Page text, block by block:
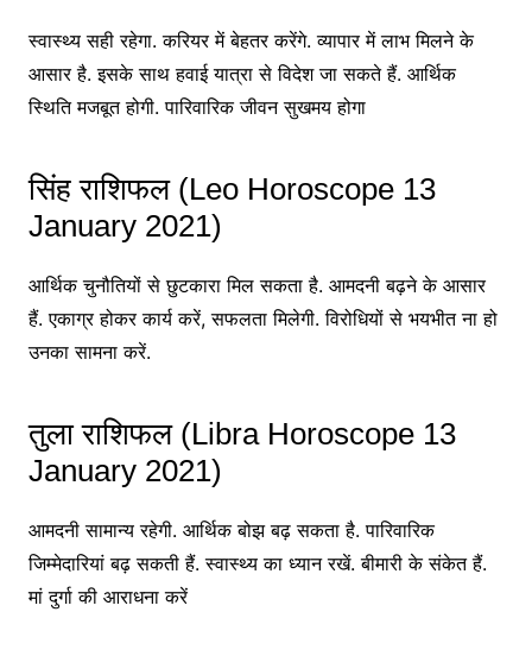
स्वास्थ्य सही रहेगा. करियर में बेहतर करेंगे. व्यापार में लाभ मिलने के
आसार है. इसके साथ हवाई यात्रा से विदेश जा सकते हैं. आर्थिक
स्थिति मजबूत होगी. पारिवारिक जीवन सुखमय होगा
सिंह राशिफल (Leo Horoscope 13
January 2021)
आर्थिक चुनौतियों से छुटकारा मिल सकता है. आमदनी बढ़ने के आसार
हैं. एकाग्र होकर कार्य करें, सफलता मिलेगी. विरोधियों से भयभीत ना हो
उनका सामना करें.
तुला राशिफल (Libra Horoscope 13
January 2021)
आमदनी सामान्य रहेगी. आर्थिक बोझ बढ़ सकता है. पारिवारिक
जिम्मेदारियां बढ़ सकती हैं. स्वास्थ्य का ध्यान रखें. बीमारी के संकेत हैं.
मां दुर्गा की आराधना करें